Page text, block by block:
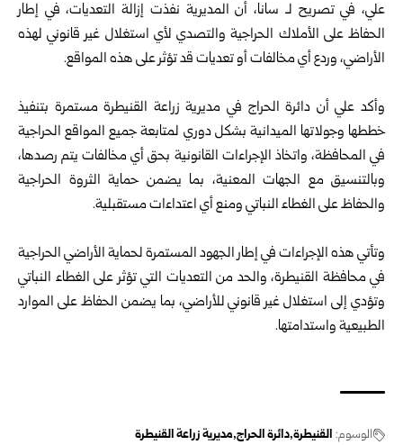
علي، في تصريح لـ سانا، أن المديرية نفذت إزالة التعديات، في إطار
الحفاظ على الأملاك الحراجية والتصدي لأي استغلال غير قانوني لهذه
الأراضي، وردع أي مخالفات أو تعديات قد تؤثر على هذه المواقع.
وأكد علي أن دائرة الحراج في مديرية زراعة القنيطرة مستمرة بتنفيذ
خططها وجولاتها الميدانية بشكل دوري لمتابعة جميع المواقع الحراجية
في المحافظة، واتخاذ الإجراءات القانونية بحق أي مخالفات يتم رصدها،
وبالتنسيق مع الجهات المعنية، بما يضمن حماية الثروة الحراجية
والحفاظ على الغطاء النباتي ومنع أي اعتداءات مستقبلية.
وتأتي هذه الإجراءات في إطار الجهود المستمرة لحماية الأراضي الحراجية
في محافظة القنيطرة، والحد من التعديات التي تؤثر على الغطاء النباتي
وتؤدي إلى استغلال غير قانوني للأراضي، بما يضمن الحفاظ على الموارد
الطبيعية واستدامتها.
الوسوم: القنيطرة دائرة الحراج مديرية زراعة القنيطرة